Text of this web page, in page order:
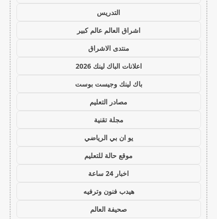
التدريس
اشراق العالم عالم كبير
منتدى الاشراق
اعلانات الباك لينك 2026
باك لينك وجيست بوست
مصادر التعليم
مجلة تقنية
يو ان بي الرياضي
موقع حالة للتعليم
اخبار 24 ساعة
هيدب فنون وترفيه
صحيفة العالم